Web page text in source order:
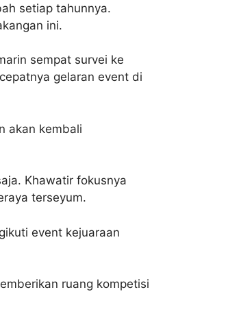
setiap tahunnya.
ini.
sempat survei ke
gelaran event di
akan kembali
Khawatir fokusnya
terseyum.
event kejuaraan
ruang kompetisi